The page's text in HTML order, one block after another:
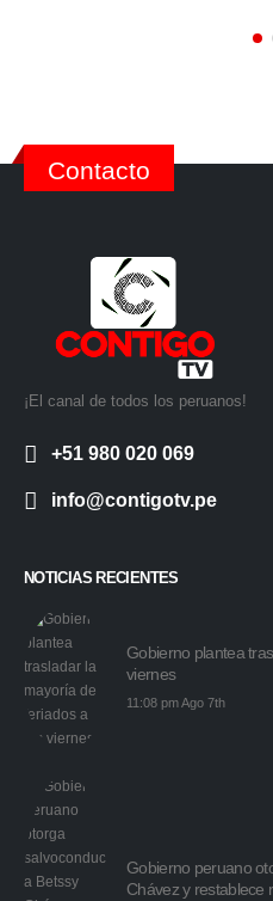
Contacto
¡El canal de todos los peruanos!
+51 980 020 069
info@contigotv.pe
NOTICIAS RECIENTES
Gobierno plantea
viernes
11:08 pm Ago 7th
Gobierno peruano
Chávez y restablece